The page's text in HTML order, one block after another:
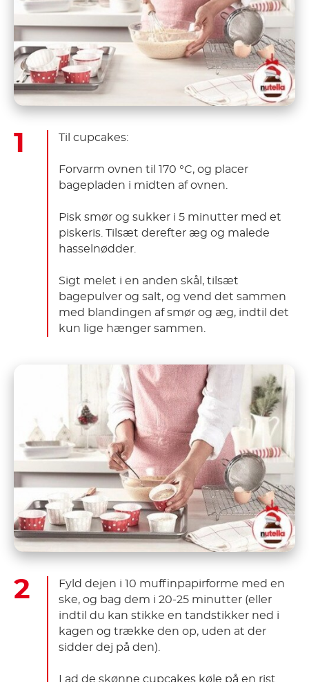
Til cupcakes:
Forvarm ovnen til 170 °C, og placer
bagepladen i midten af ovnen.
Pisk smør og sukker i 5 minutter med et
piskeris. Tilsæt derefter æg og malede
hasselnødder.
Sigt melet i en anden skål, tilsæt
bagepulver og salt, og vend det sammen
med blandingen af smør og æg, indtil det
kun lige hænger sammen.
Fyld dejen i 10 muffinpapirforme med en
ske, og bag dem i 20-25 minutter (eller
indtil du kan stikke en tandstikker ned i
kagen og trække den op, uden at der
sidder dej på den).
Lad de skønne cupcakes køle på en rist.